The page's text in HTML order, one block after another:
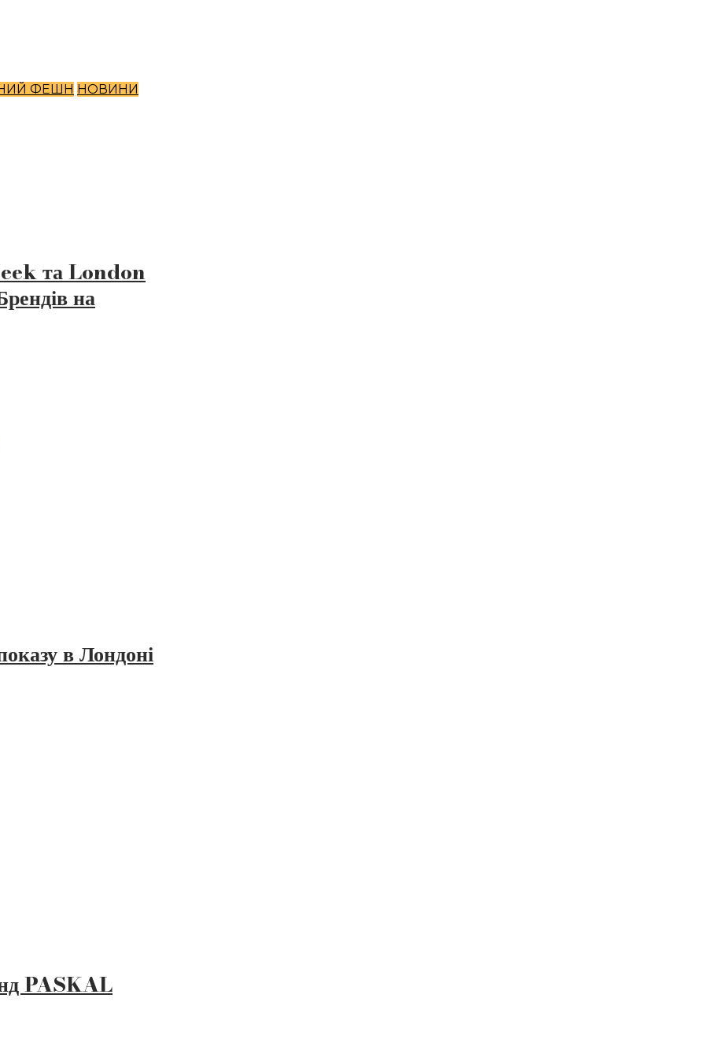
ФЕШН НОВИНИ
та London
на
в Лондоні
PASKAL